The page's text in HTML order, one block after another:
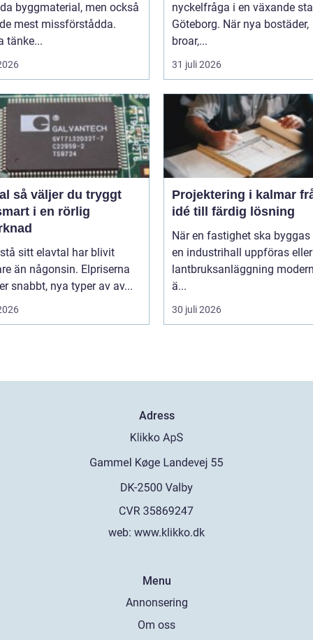
byggmaterial, men också
mest missförstådda.
tänke...
nyckelfråga i en växande
Göteborg. När nya bostäder,
broar,...
31 juli 2026
i en rörlig
sitt elavtal har blivit
än någonsin. Elpriserna
snabbt, nya typer av av...
Projektering i kalmar från
idé till färdig lösning
När en fastighet ska byggas
en industrihall uppföras
lantbruksanläggning
ä...
30 juli 2026
Adress
web: www.klikko.dk
Menu
Annonsering
Om oss